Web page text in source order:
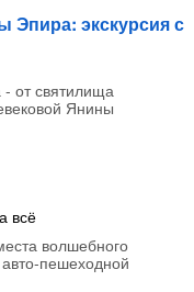
Эпира: экскурсия с
- от святилища
Янины
всё
волшебного
пешеходной